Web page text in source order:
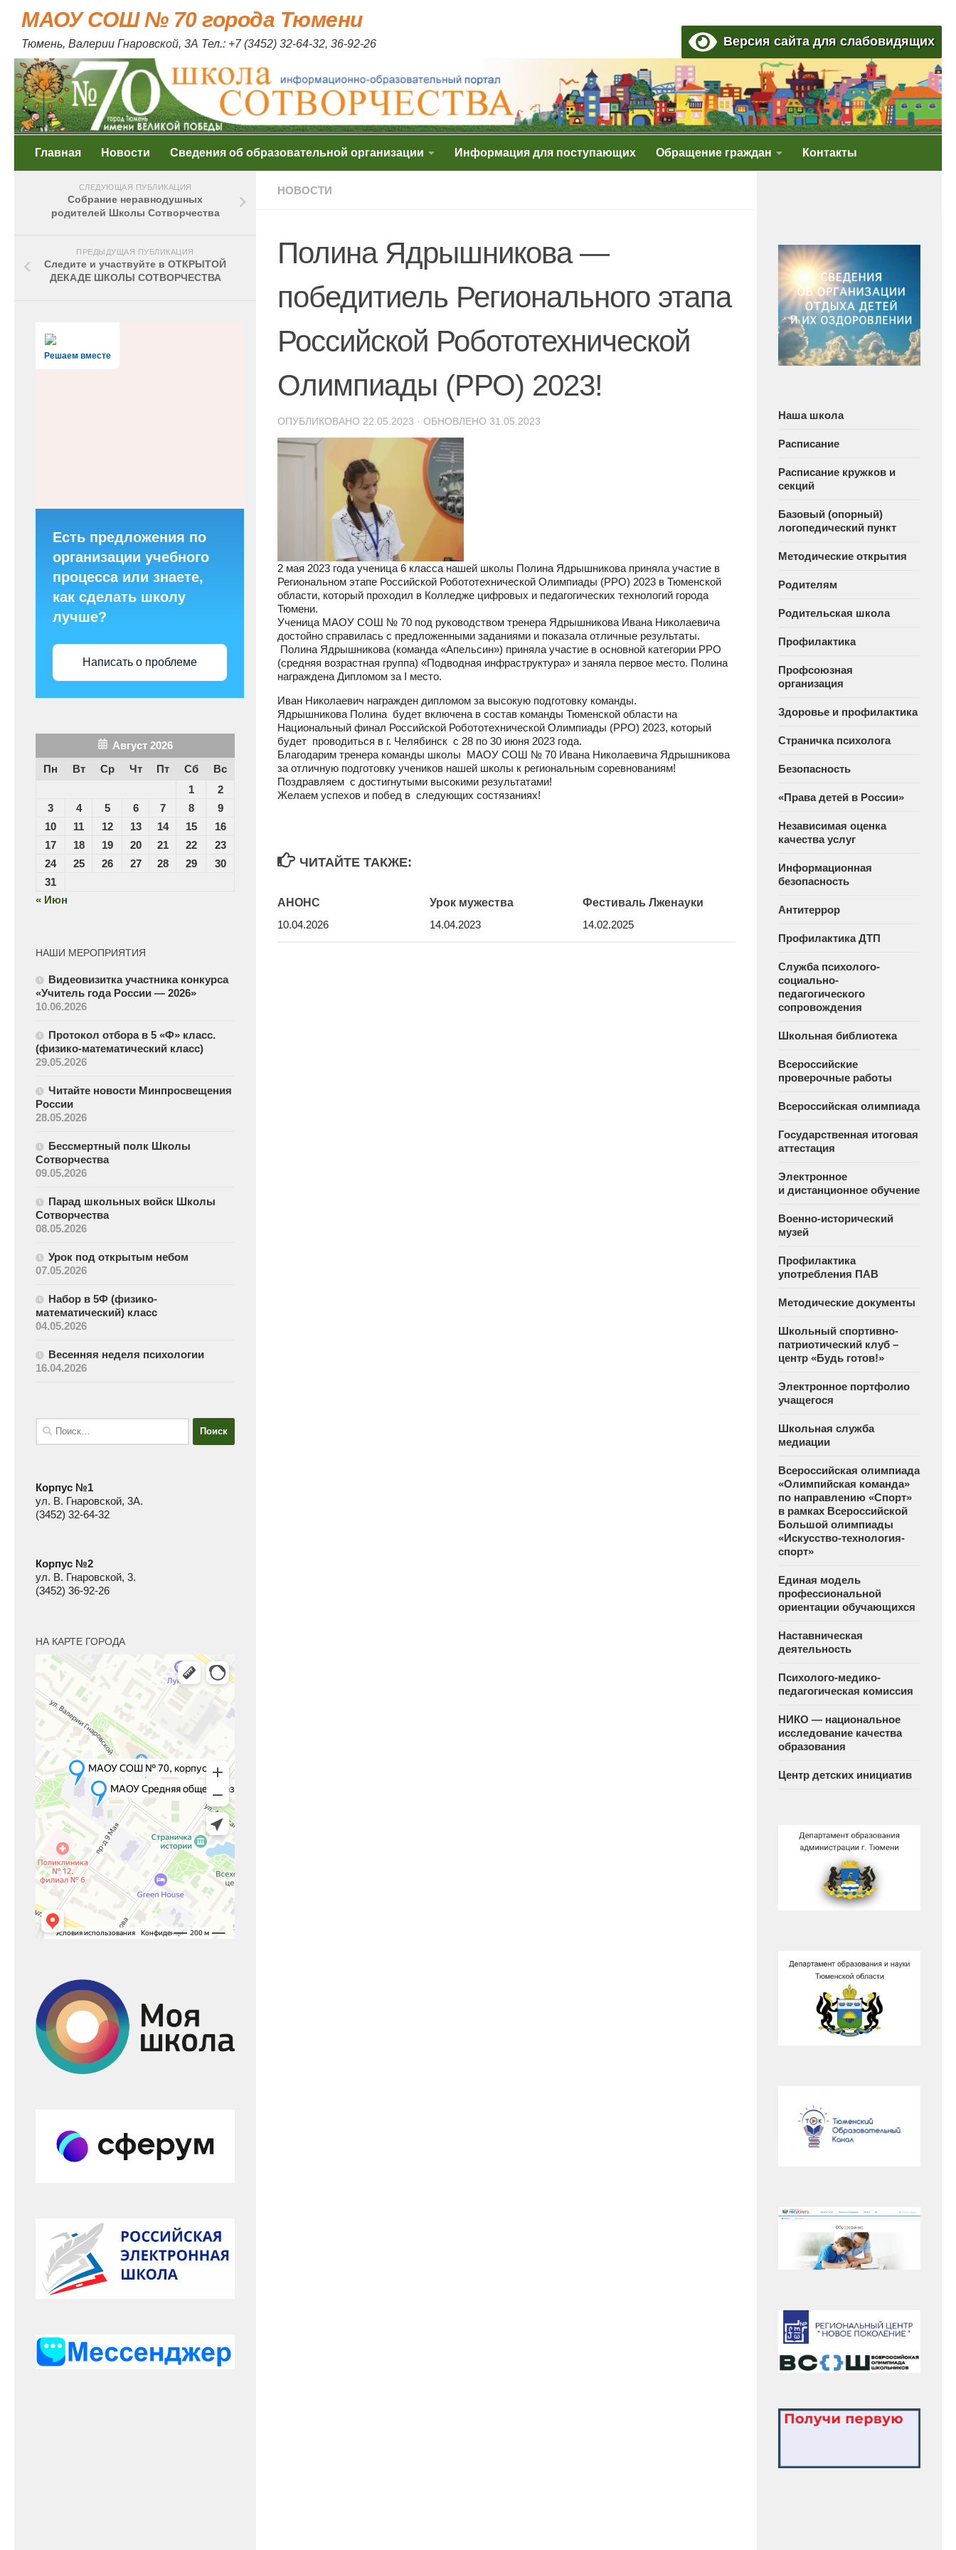
Skip to content
МАОУ СОШ № 70 города Тюмени
Тюмень, Валерии Гнаровской, 3А Тел.: +7 (3452) 32-64-32, 36-92-26 Версия сайта для слабовидящих
Главная Новости Сведения об образовательной организации Информация для поступающих Обращение граждан Контакты
НОВОСТИ
Полина Ядрышникова —
победитиель Регионального этапа
Российской Робототехнической
Олимпиады (РРО) 2023!
ОПУБЛИКОВАНО 22.05.2023 · ОБНОВЛЕНО 31.05.2023
2 мая 2023 года ученица 6 класса нашей школы Полина Ядрышникова приняла участие в
Региональном этапе Российской Робототехнической Олимпиады (РРО) 2023 в Тюменской
области, который проходил в Колледже цифровых и педагогических технологий города
Тюмени.
Ученица МАОУ СОШ № 70 под руководством тренера Ядрышникова Ивана Николаевича
достойно справилась с предложенными заданиями и показала отличные результаты.
Полина Ядрышникова (команда «Апельсин») приняла участие в основной категории РРО
(средняя возрастная группа) «Подводная инфраструктура» и заняла первое место. Полина
награждена Дипломом за I место.
Иван Николаевич награжден дипломом за высокую подготовку команды.
Ядрышникова Полина будет включена в состав команды Тюменской области на
Национальный финал Российской Робототехнической Олимпиады (РРО) 2023, который
будет проводиться в г. Челябинск с 28 по 30 июня 2023 года.
Благодарим тренера команды школы МАОУ СОШ № 70 Ивана Николаевича Ядрышникова
за отличную подготовку учеников нашей школы к региональным соревнованиям!
Поздравляем с достигнутыми высокими результатами!
Желаем успехов и побед в следующих состязаниях!
ЧИТАЙТЕ ТАКЖЕ:
АНОНС
10.04.2026
Урок мужества
14.04.2023
Фестиваль Лженауки
14.02.2025
СЛЕДУЮЩАЯ ПУБЛИКАЦИЯ
Собрание неравнодушных
родителей Школы Сотворчества
ПРЕДЫДУЩАЯ ПУБЛИКАЦИЯ
Следите и участвуйте в ОТКРЫТОЙ
ДЕКАДЕ ШКОЛЫ СОТВОРЧЕСТВА
Решаем вместе
Есть предложения по
организации учебного
процесса или знаете,
как сделать школу
лучше?
Написать о проблеме
Август 2026
Пн
Вт Ср Чт Пт Сб
Вс
1
2
3
4 5 6 7 8
9
10
11 12 13 14 15
16
17
18 19 20 21 22
23
24
25 26 27 28 29
30
31
« Июн
НАШИ МЕРОПРИЯТИЯ
Видеовизитка участника конкурса
«Учитель года России — 2026»
10.06.2026
Протокол отбора в 5 «Ф» класс.
(физико-математический класс)
29.05.2026
Читайте новости Минпросвещения
России
28.05.2026
Бессмертный полк Школы
Сотворчества
09.05.2026
Парад школьных войск Школы
Сотворчества
08.05.2026
Урок под открытым небом
07.05.2026
Набор в 5Ф (физико-
математический) класс
04.05.2026
Весенняя неделя психологии
16.04.2026
Найти:
Корпус №1
ул. В. Гнаровской, 3А.
(3452) 32-64-32
Корпус №2
ул. В. Гнаровской, 3.
(3452) 36-92-26
НА КАРТЕ ГОРОДА
Наша школа
Расписание
Расписание кружков и
секций
Базовый (опорный)
логопедический пункт
Методические открытия
Родителям
Родительская школа
Профилактика
Профсоюзная
организация
Здоровье и профилактика
Страничка психолога
Безопасность
«Права детей в России»
Независимая оценка
качества услуг
Информационная
безопасность
Антитеррор
Профилактика ДТП
Служба психолого-
социально-
педагогического
сопровождения
Школьная библиотека
Всероссийские
проверочные работы
Всероссийская олимпиада
Государственная итоговая
аттестация
Электронное
и дистанционное обучение
Военно-исторический
музей
Профилактика
употребления ПАВ
Методические документы
Школьный спортивно-
патриотический клуб –
центр «Будь готов!»
Электронное портфолио
учащегося
Школьная служба
медиации
Всероссийская олимпиада
«Олимпийская команда»
по направлению «Спорт»
в рамках Всероссийской
Большой олимпиады
«Искусство-технология-
спорт»
Единая модель
профессиональной
ориентации обучающихся
Наставническая
деятельность
Психолого-медико-
педагогическая комиссия
НИКО — национальное
исследование качества
образования
Центр детских инициатив